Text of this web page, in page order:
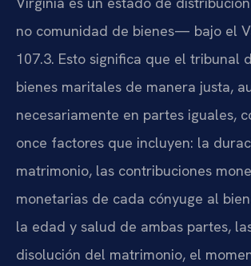
no comunidad de bienes— bajo el
107.3. Esto significa que el tribunal
bienes maritales de manera justa,
necesariamente en partes iguales,
once factores que incluyen: la
matrimonio, las contribuciones
monetarias de cada cónyuge al
la edad y salud de ambas partes,
disolución del matrimonio, el